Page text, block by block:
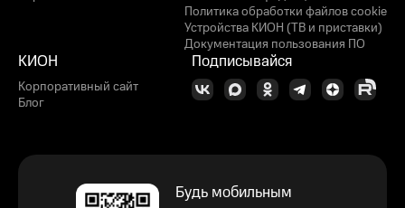
Политика обработки файлов cookie
Устройства КИОН (ТВ и приставки)
Документация пользования ПО
КИОН
Корпоративный сайт
Блог
Подписывайся
Будь мобильным